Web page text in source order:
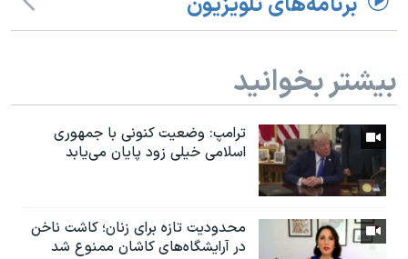
بیشتر بخوانید
ترامپ: وضعیت کنونی با جمهوری
اسلامی خیلی زود پایان می‌یابد
محدودیت تازه برای زنان؛ کاشت ناخن
در آرایشگاه‌های کاشان ممنوع شد